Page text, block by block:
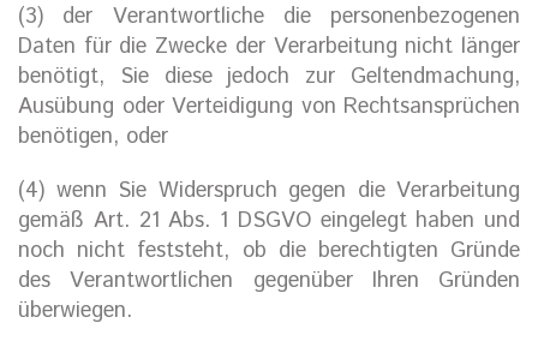
(3) der Verantwortliche die personenbezogenen
Daten für die Zwecke der Verarbeitung nicht länger
benötigt, Sie diese jedoch zur Geltendmachung,
Ausübung oder Verteidigung von Rechtsansprüchen
benötigen, oder
(4) wenn Sie Widerspruch gegen die Verarbeitung
gemäß Art. 21 Abs. 1 DSGVO eingelegt haben und
noch nicht feststeht, ob die berechtigten Gründe
des Verantwortlichen gegenüber Ihren Gründen
überwiegen.